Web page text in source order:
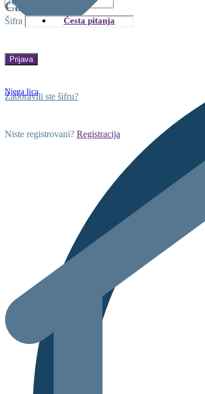
Šifra
Zaboravili ste šifru?
Niste registrovani? Registracija
Česta pitanja
Cart
Njega lica